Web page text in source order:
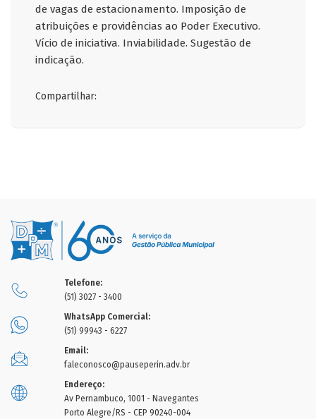
de vagas de estacionamento. Imposição de
atribuições e providências ao Poder Executivo.
Vício de iniciativa. Inviabilidade. Sugestão de
indicação.
Compartilhar:
Telefone:
(51) 3027 - 3400
WhatsApp Comercial:
(51) 99943 - 6227
Email:
faleconosco@pauseperin.adv.br
Endereço:
Av Pernambuco, 1001 - Navegantes
Porto Alegre/RS - CEP 90240-004